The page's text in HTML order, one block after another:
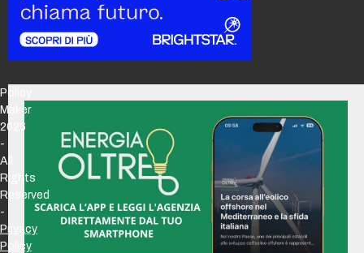
Policy
Maker
2026
-
All
Rights
Reserved
-
Privacy
Policy